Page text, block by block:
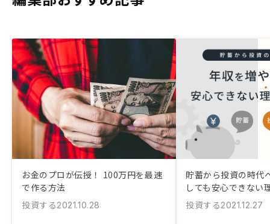
お金のプロが伝授！ 100万円を最速
で作る方法
投資する2021.10.28
貯蓄から投資の時代
しても安心できない
投資する2021.12.27